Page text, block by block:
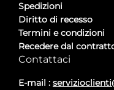
Spedizioni
Diritto di recesso
Termini e condizioni
Recedere dal
Contattaci
E-mail :